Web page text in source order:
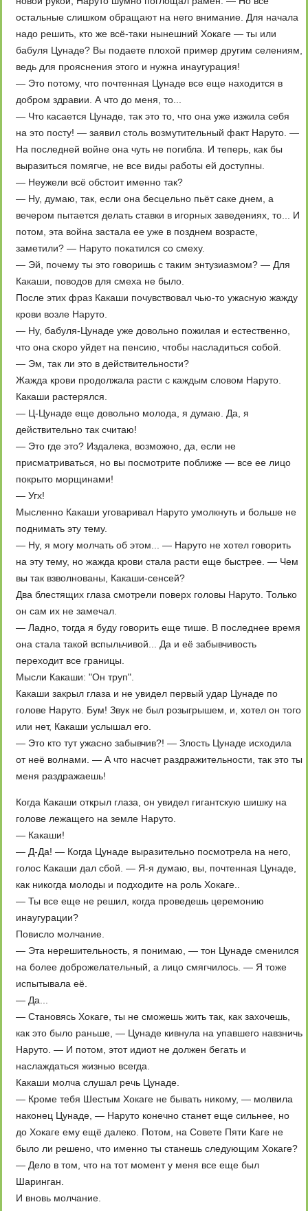
остальные слишком обращают на него внимание. Для начала
надо решить, кто же всё-таки нынешний Хокаге — ты или
бабуля Цунаде? Вы подаете плохой пример другим селениям,
ведь для прояснения этого и нужна инаугурация!
— Это потому, что почтенная Цунаде все еще находится в
добром здравии. А что до меня, то...
— Что касается Цунаде, так это то, что она уже изжила себя
на это посту! — заявил столь возмутительный факт Наруто. —
На последней войне она чуть не погибла. И теперь, как бы
выразиться помягче, не все виды работы ей доступны.
— Неужели всё обстоит именно так?
— Ну, думаю, так, если она бесцельно пьёт саке днем, а
вечером пытается делать ставки в игорных заведениях, то... И
потом, эта война застала ее уже в позднем возрасте,
заметили? — Наруто покатился со смеху.
— Эй, почему ты это говоришь с таким энтузиазмом? — Для
Какаши, поводов для смеха не было.
После этих фраз Какаши почувствовал чью-то ужасную жажду
крови возле Наруто.
— Ну, бабуля-Цунаде уже довольно пожилая и естественно,
что она скоро уйдет на пенсию, чтобы насладиться собой.
— Эм, так ли это в действительности?
Жажда крови продолжала расти с каждым словом Наруто.
Какаши растерялся.
— Ц-Цунаде еще довольно молода, я думаю. Да, я
действительно так считаю!
— Это где это? Издалека, возможно, да, если не
присматриваться, но вы посмотрите поближе — все ее лицо
покрыто морщинами!
— Угх!
Мысленно Какаши уговаривал Наруто умолкнуть и больше не
поднимать эту тему.
— Ну, я могу молчать об этом... — Наруто не хотел говорить
на эту тему, но жажда крови стала расти еще быстрее. — Чем
вы так взволнованы, Какаши-сенсей?
Два блестящих глаза смотрели поверх головы Наруто. Только
он сам их не замечал.
— Ладно, тогда я буду говорить еще тише. В последнее время
она стала такой вспыльчивой... Да и её забывчивость
переходит все границы.
Мысли Какаши: "Он труп".
Какаши закрыл глаза и не увидел первый удар Цунаде по
голове Наруто. Бум! Звук не был розыгрышем, и, хотел он того
или нет, Какаши услышал его.
— Это кто тут ужасно забывчив?! — Злость Цунаде исходила
от неё волнами. — А что насчет раздражительности, так это ты
меня раздражаешь!
Когда Какаши открыл глаза, он увидел гигантскую шишку на
голове лежащего на земле Наруто.
— Какаши!
— Д-Да! — Когда Цунаде выразительно посмотрела на него,
голос Какаши дал сбой. — Я-я думаю, вы, почтенная Цунаде,
как никогда молоды и подходите на роль Хокаге..
— Ты все еще не решил, когда проведешь церемонию
инаугурации?
Повисло молчание.
— Эта нерешительность, я понимаю, — тон Цунаде сменился
на более доброжелательный, а лицо смягчилось. — Я тоже
испытывала её.
— Да...
— Становясь Хокаге, ты не сможешь жить так, как захочешь,
как это было раньше, — Цунаде кивнула на упавшего навзничь
Наруто. — И потом, этот идиот не должен бегать и
наслаждаться жизнью всегда.
Какаши молча слушал речь Цунаде.
— Кроме тебя Шестым Хокаге не бывать никому, — молвила
наконец Цунаде, — Наруто конечно станет еще сильнее, но
до Хокаге ему ещё далеко. Потом, на Совете Пяти Каге не
было ли решено, что именно ты станешь следующим Хокаге?
— Дело в том, что на тот момент у меня все еще был
Шаринган.
И вновь молчание.